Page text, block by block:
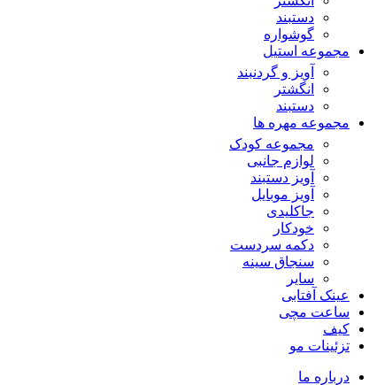
دستبند
گوشواره
مجموعه استیل
آویز و گردنبند
انگشتر
دستبند
مجموعه مهره ها
مجموعه کودک
لوازم جانبی
آویز دستبند
آویز موبایل
جاکلیدی
خودکار
دکمه سردست
سنجاق سینه
سایر
عینک آفتابی
ساعت مچی
کیف
تزئینات مو
درباره ما